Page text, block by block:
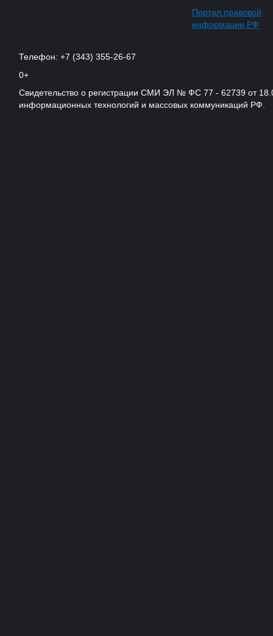
Портал правовой
информации РФ
Телефон: +7 (343) 355-26-67
0+
Свидетельство о регистрации СМИ ЭЛ № ФС 77 - 62739 от
информационных технологий и массовых коммуникаций РФ.